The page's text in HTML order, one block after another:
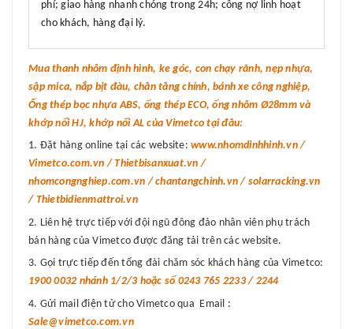
phí; giao hàng nhanh chóng trong 24h; công nợ linh hoạt
cho khách, hàng đại lý.
Mua thanh nhôm định hình, ke góc, con chạy rãnh, nẹp nhựa,
sập mica, nắp bịt đàu, chân tăng chỉnh, bánh xe công nghiệp,
Ống thép bọc nhựa ABS, ống thép ECO, ống nhôm Ø28mm và
khớp nối HJ, khớp nối AL của Vimetco tại đâu:
Đặt hàng online tại các website: www.nhomdinhhinh.vn /
Vimetco.com.vn / Thietbisanxuat.vn /
nhomcongnghiep.com.vn / chantangchinh.vn / solarracking.vn
/ Thietbidienmattroi.vn
Liên hệ trực tiếp với đội ngũ đông đảo nhân viên phụ trách
bán hàng của Vimetco được đăng tải trên các website.
Gọi trực tiếp đến tổng đài chăm sóc khách hàng của Vimetco:
1900 0032 nhánh 1/2/3 hoặc số 0243 765 2233 / 2244
Gửi mail điện tử cho Vimetco qua Email :
Sale@vimetco.com.vn